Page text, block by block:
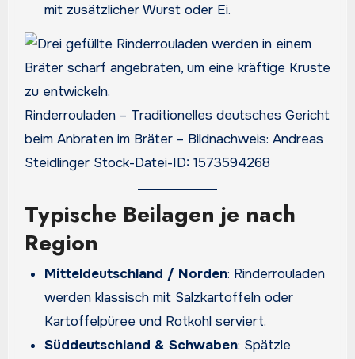
mit zusätzlicher Wurst oder Ei.
Rinderrouladen – Traditionelles deutsches Gericht
beim Anbraten im Bräter – Bildnachweis: Andreas
Steidlinger Stock-Datei-ID: 1573594268
Typische Beilagen je nach
Region
Mitteldeutschland / Norden: Rinderrouladen
werden klassisch mit Salzkartoffeln oder
Kartoffelpüree und Rotkohl serviert.
Süddeutschland & Schwaben: Spätzle